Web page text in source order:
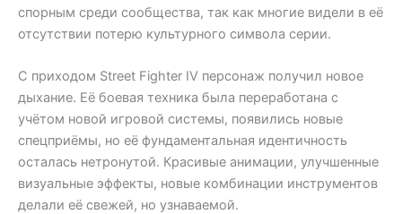
спорным среди сообщества, так как многие видели в её
отсутствии потерю культурного символа серии.
С приходом Street Fighter IV персонаж получил новое
дыхание. Её боевая техника была переработана с
учётом новой игровой системы, появились новые
спецприёмы, но её фундаментальная идентичность
осталась нетронутой. Красивые анимации, улучшенные
визуальные эффекты, новые комбинации инструментов
делали её свежей, но узнаваемой.